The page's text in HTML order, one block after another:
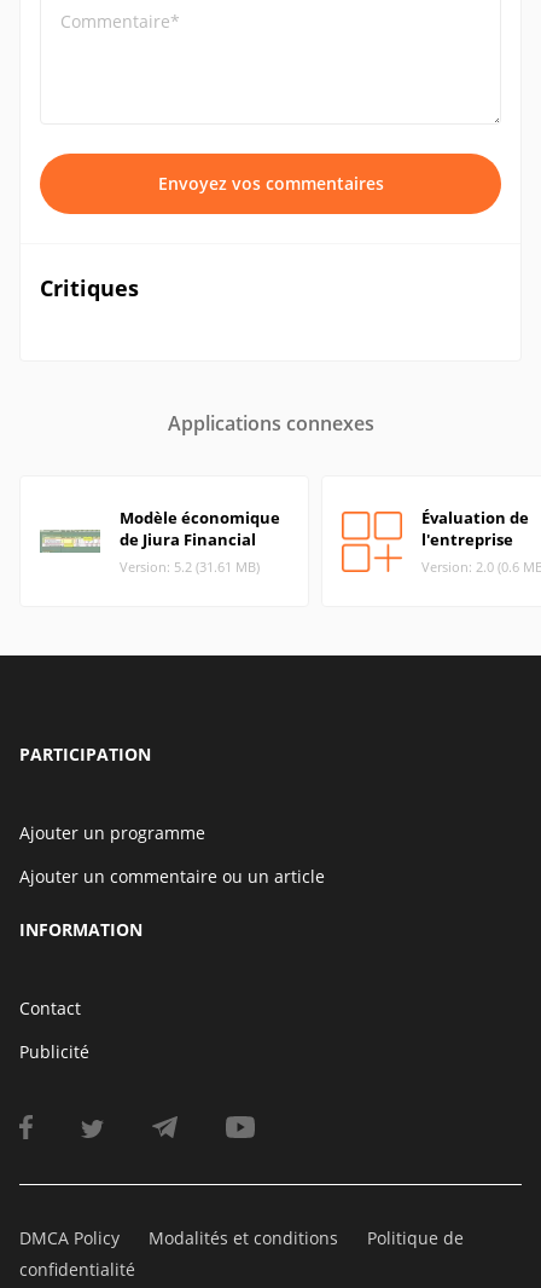
Commentaire*
Envoyez vos commentaires
Critiques
Applications connexes
Modèle économique
de Jiura Financial
Version: 5.2 (31.61 MB)
Évaluation de
l'entreprise
Version: 2.0 (0.6
PARTICIPATION
Ajouter un programme
Ajouter un commentaire ou un article
INFORMATION
Contact
Publicité
DMCA Policy Modalités et conditions
Politique de
confidentialité